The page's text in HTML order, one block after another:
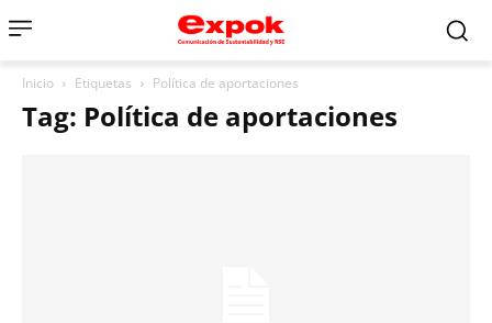
Inicio Etiquetas Política de aportaciones
Tag: Política de aportaciones